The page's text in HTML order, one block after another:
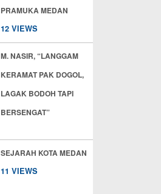
PRAMUKA MEDAN
12 VIEWS
M. NASIR, “LANGGAM
KERAMAT PAK DOGOL,
LAGAK BODOH TAPI
BERSENGAT”
SEJARAH KOTA MEDAN
11 VIEWS